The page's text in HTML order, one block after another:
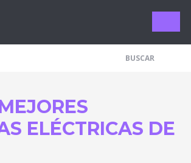
Limpieza
ELÉCTRICAS DE